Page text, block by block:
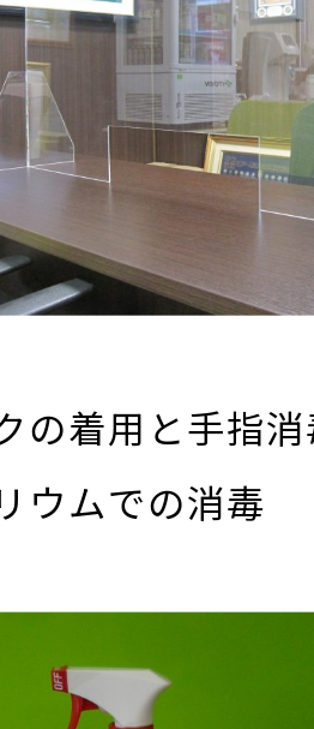
の着用と手指
ウムでの消毒